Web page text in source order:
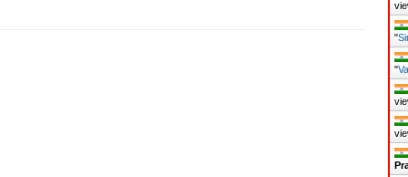
"
"